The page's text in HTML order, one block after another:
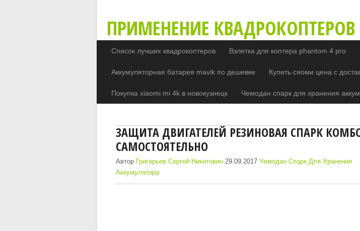
ПРИМЕНЕНИЕ КВАДРОКОПТЕРОВ
Список лучших квадрокоптеров Взлетка для коптера phantom 4 pro
Аккумуляторная батарея mavik по дешевке Купить сяоми цена с
Покупка xiaomi mi 4k в новокузнецк Чемодан спарк для хранения
ЗАЩИТА ДВИГАТЕЛЕЙ РЕЗИНОВАЯ СПАРК
САМОСТОЯТЕЛЬНО
Автор Григорьев Сергей Никитович 29.09.2017 Чемодан Спарк Для Хранения
Аккумулятора